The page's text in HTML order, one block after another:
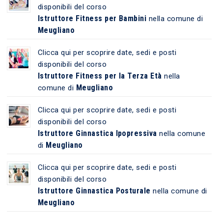
disponibili del corso
Istruttore Fitness per Bambini nella comune di
Meugliano
Clicca qui per scoprire date, sedi e posti
disponibili del corso
Istruttore Fitness per la Terza Età nella
comune di Meugliano
Clicca qui per scoprire date, sedi e posti
disponibili del corso
Istruttore Ginnastica Ipopressiva nella comune
di Meugliano
Clicca qui per scoprire date, sedi e posti
disponibili del corso
Istruttore Ginnastica Posturale nella comune di
Meugliano